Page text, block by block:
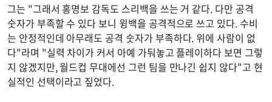
그는 "그래서 홍명보 감독도 스리백을 쓰는 거 같다. 다만 공격
숫자가 부족할 수 있다 보니 윙백을 공격적으로 쓰고 있다. 수비
는 안정적인데 아무래도 공격 숫자가 부족하다. 위에 사람이 없
다"라며 "실력 차이가 커서 아예 가둬놓고 플레이하다 보면 그렇
지 않겠지만, 월드컵 무대에선 그런 팀을 만나긴 쉽지 않다"고 현
실적인 선택이라고 짚었다.